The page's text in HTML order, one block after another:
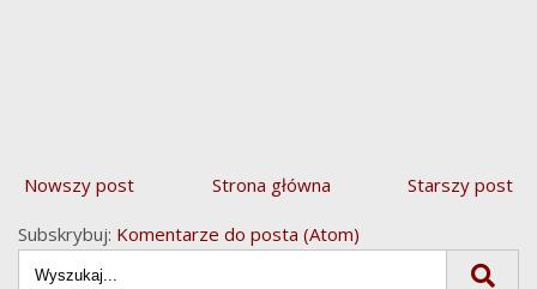
Nowszy post Starszy post
Strona główna
Subskrybuj: Komentarze do posta (Atom)